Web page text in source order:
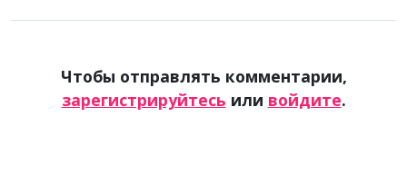
Чтобы отправлять комментарии,
зарегистрируйтесь или войдите.